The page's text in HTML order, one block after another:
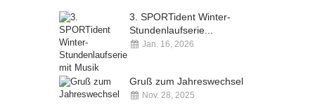
3. SPORTident Winter-
Stundenlaufserie...
Jan. 16, 2026
Gruß zum Jahreswechsel
Nov. 28, 2025